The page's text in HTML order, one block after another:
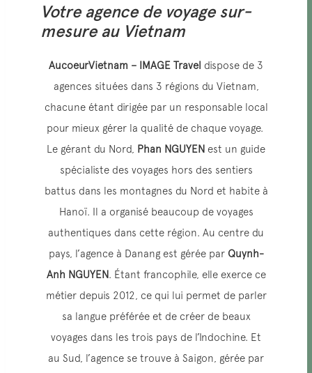
Votre agence de voyage sur-
mesure au Vietnam
AucoeurVietnam – IMAGE Travel dispose de 3
agences situées dans 3 régions du Vietnam,
chacune étant dirigée par un responsable local
pour mieux gérer la qualité de chaque voyage.
Le gérant du Nord, Phan NGUYEN est un guide
spécialiste des voyages hors des sentiers
battus dans les montagnes du Nord et habite à
Hanoï. Il a organisé beaucoup de voyages
authentiques dans cette région. Au centre du
pays, l’agence à Danang est gérée par Quynh-
Anh NGUYEN. Étant francophile, elle exerce ce
métier depuis 2012, ce qui lui permet de parler
sa langue préférée et de créer de beaux
voyages dans les trois pays de l’Indochine. Et
au Sud, l’agence se trouve à Saigon, gérée par